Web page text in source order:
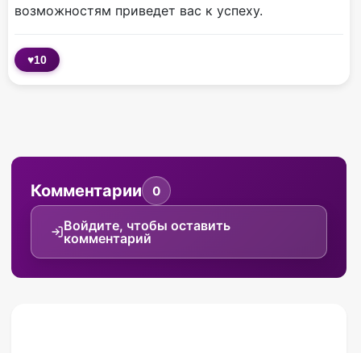
возможностям приведет вас к успеху.
♥10
Комментарии 0
Войдите, чтобы оставить
комментарий